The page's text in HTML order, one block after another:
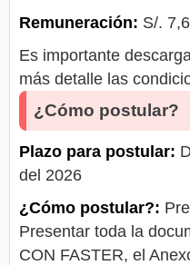
Remuneración: S/.
Es importante
más detalle las
¿Cómo postular?
Plazo para postular:
del 2026
¿Cómo postular?:
Presentar toda la
CON FASTER, el